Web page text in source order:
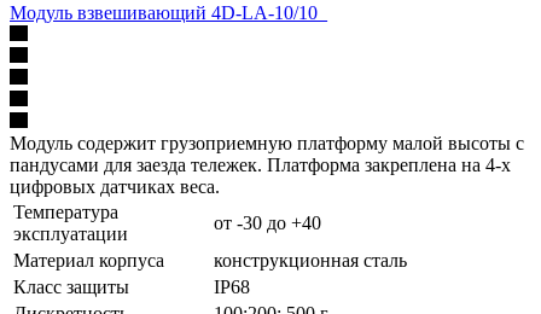
Модуль взвешивающий 4D-LA-10/10_
Модуль содержит грузоприемную платформу малой высоты с
пандусами для заезда тележек. Платформа закреплена на 4-х
цифровых датчиках веса.
Температура
эксплуатации
от -30 до +40
Материал корпуса
конструкционная сталь
Класс защиты
IP68